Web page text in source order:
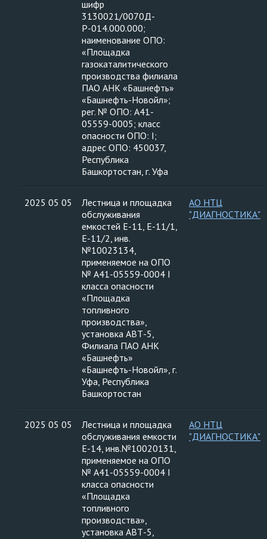
шифр
3130021/0070Д-
Р-014.000.000;
наименование ОПО:
«Площадка
газокаталитического
производства филиала
ПАО АНК «Башнефть»
«Башнефть-Новойл»;
рег. № ОПО: А41-
05559-0005; класс
опасности ОПО: I;
адрес ОПО: 450037,
Республика
Башкортостан, г. Уфа
2025 05 05
Лестница и площадка
обслуживания
емкостей Е-11, Е-11/1,
Е-11/2, инв.
№10023134,
применяемое на ОПО
№ А41-05559-0004 I
класса опасности
«Площадка
топливного
производства»,
установка АВТ-5,
Филиала ПАО АНК
«Башнефть»
«Башнефть-Новойл», г.
Уфа, Республика
Башкортостан
АО НТЦ
"ДИАГНОСТИКА"
2025 05 05
Лестница и площадка
обслуживания емкости
Е-14, инв.№10020131,
применяемое на ОПО
№ А41-05559-0004 I
класса опасности
«Площадка
топливного
производства»,
установка АВТ-5,
АО НТЦ
"ДИАГНОСТИКА"